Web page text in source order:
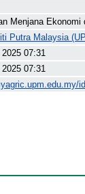
Menjana
Putra Malaysia
07:31
07:31